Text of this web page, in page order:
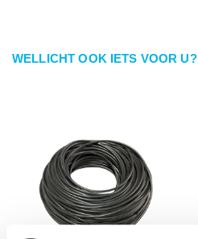
WELLICHT OOK IETS VOOR U?